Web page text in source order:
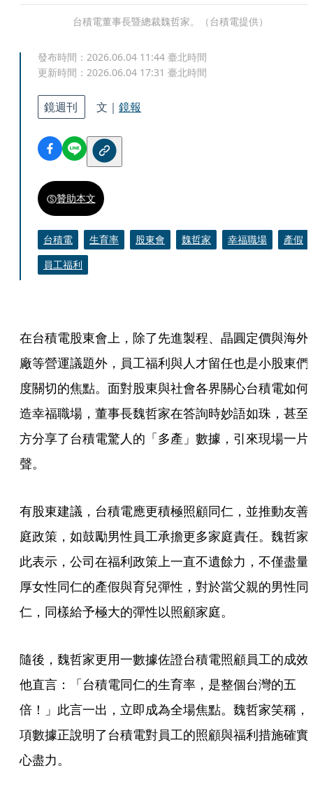
台積電董事長暨總裁魏哲家。（台積電提供）
發布時間： 2026.06.04 11:44 臺北時間
更新時間： 2026.06.04 17:31 臺北時間
鏡週刊 文｜ 鏡報
贊助本文
台積電 生育率 股東會 魏哲家 幸福職場
產假
員工福利
在台積電股東會上，除了先進製程、晶圓定價與海外
廠等營運議題外，員工福利與人才留任也是小股東們
度關切的焦點。面對股東與社會各界關心台積電如何
造幸福職場，董事長魏哲家在答詢時妙語如珠，甚至
方分享了台積電驚人的「多產」數據，引來現場一片
聲。
有股東建議，台積電應更積極照顧同仁，並推動友善
庭政策，如鼓勵男性員工承擔更多家庭責任。魏哲家
此表示，公司在福利政策上一直不遺餘力，不僅盡量
厚女性同仁的產假與育兒彈性，對於當父親的男性同
仁，同樣給予極大的彈性以照顧家庭。
隨後，魏哲家更用一數據佐證台積電照顧員工的成效
他直言：「台積電同仁的生育率，是整個台灣的五
倍！」此言一出，立即成為全場焦點。魏哲家笑稱，
項數據正說明了台積電對員工的照顧與福利措施確實
心盡力。